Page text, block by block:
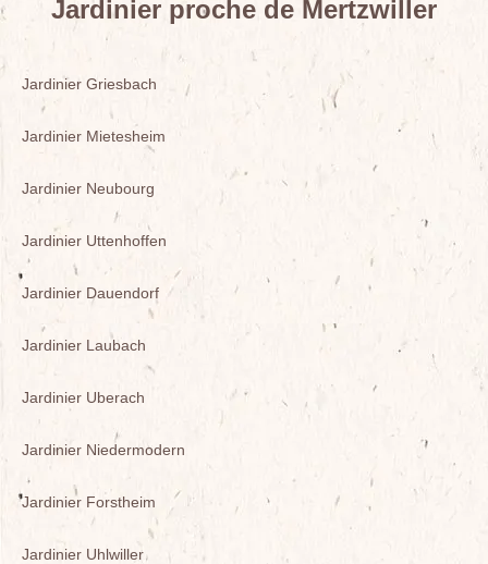
Jardinier proche de Mertzwiller
Jardinier Griesbach
Jardinier Mietesheim
Jardinier Neubourg
Jardinier Uttenhoffen
Jardinier Dauendorf
Jardinier Laubach
Jardinier Uberach
Jardinier Niedermodern
Jardinier Forstheim
Jardinier Uhlwiller